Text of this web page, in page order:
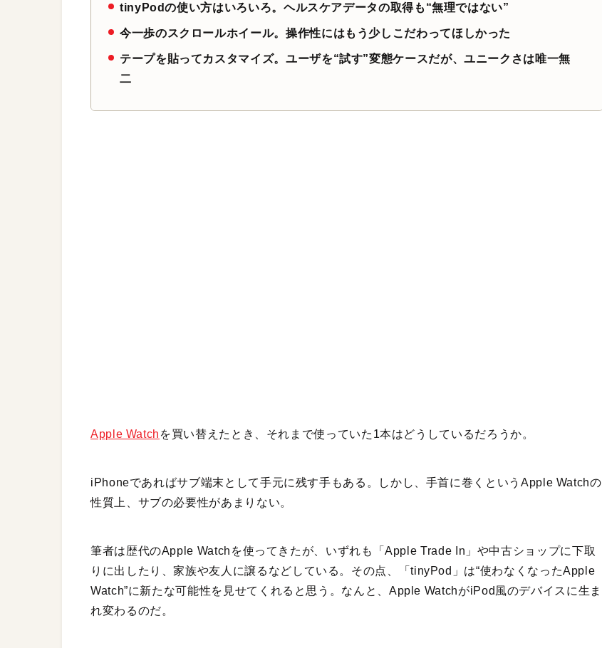
tinyPodの使い方はいろいろ。ヘルスケアデータの取得も“無理ではない”
今一歩のスクロールホイール。操作性にはもう少しこだわってほしかった
テープを貼ってカスタマイズ。ユーザを“試す”変態ケースだが、ユニークさは唯一無
二
Apple Watch を買い替えたとき、それまで使っていた1本はどうしているだろうか。
iPhoneであればサブ端末として手元に残す手もある。しかし、手首に巻くというApple Watchの
性質上、サブの必要性があまりない。
筆者は歴代のApple Watchを使ってきたが、いずれも「Apple Trade In」や中古ショップに下取
りに出したり、家族や友人に譲るなどしている。その点、「tinyPod」は“使わなくなったApple
Watch”に新たな可能性を見せてくれると思う。なんと、Apple WatchがiPod風のデバイスに生ま
れ変わるのだ。